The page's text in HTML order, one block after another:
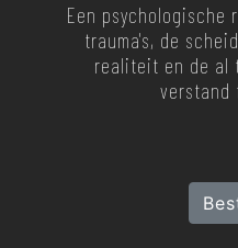
Een psychologische
trauma's, de
realiteit en de al
verstand